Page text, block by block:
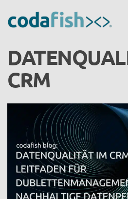
CRM